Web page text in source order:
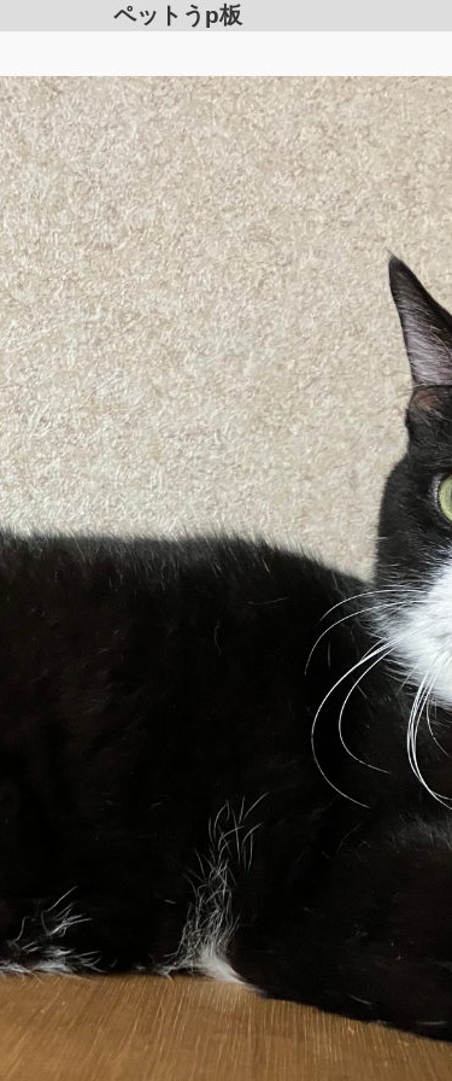
ペットうp板